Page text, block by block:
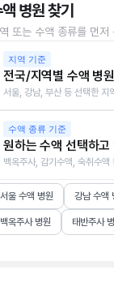
병원 찾기
또는 수액 종류를 먼
지역 기준
전국/지역별 수액 병원
서울, 강남, 부산 등 선택한 지
수액 종류 기준
원하는 수액 선택하고
백옥주사, 감기수액, 숙취수
서울 수액 병원 강남 수액
백옥주사 병원 태반주사